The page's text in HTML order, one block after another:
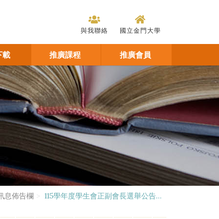
與我聯絡 國立金門大學
載 推廣課程 推廣會員
息佈告欄 115學年度學生會正副會長選舉公告...